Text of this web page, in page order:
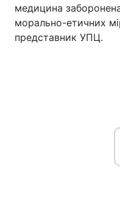
медицина
морально-етичних
представник УПЦ.